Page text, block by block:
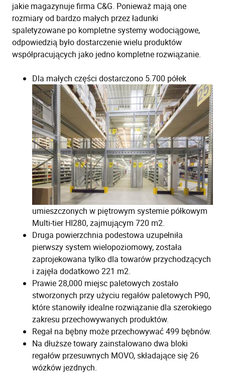
jakie magazynuje firma C&G. Ponieważ mają one
rozmiary od bardzo małych przez ładunki
spaletyzowane po kompletne systemy wodociągowe,
odpowiedzią było dostarczenie wielu produktów
współpracujących jako jedno kompletne rozwiązanie.
Dla małych części dostarczono 5.700 półek
umieszczonych w piętrowym systemie półkowym
Multi-tier HI280, zajmującym 720 m2.
Druga powierzchnia podestowa uzupełniła
pierwszy system wielopoziomowy, została
zaprojekowana tylko dla towarów przychodzących
i zajęła dodatkowo 221 m2.
Prawie 28,000 miejsc paletowych zostało
stworzonych przy użyciu regałów paletowych P90,
które stanowiły idealne rozwiązanie dla szerokiego
zakresu przechowywanych produktów.
Regał na bębny może przechowywać 499 bębnów.
Na dłuższe towary zainstalowano dwa bloki
regałów przesuwnych MOVO, składające się 26
wózków jezdnych.